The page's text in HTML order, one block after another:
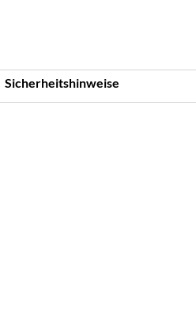
Sicherheitshinweise